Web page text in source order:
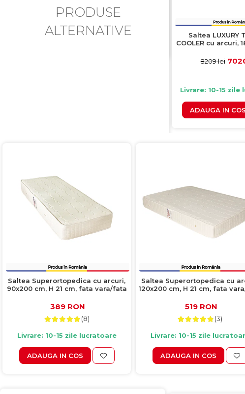
PRODUSE
ALTERNATIVE
Saltea LUXURY
COOLER cu arcuri,
8209 lei
Livrare: 10-15 zile
ADAUGA IN COS
Saltea Superortopedica cu arcuri,
90x200 cm, H 21 cm, fata vara/fata
389 RON
(8)
Livrare: 10-15 zile lucratoare
ADAUGA IN COS
Saltea Superortopedica cu
120x200 cm, H 21 cm, fata
519 RON
(3)
Livrare: 10-15 zile
ADAUGA IN COS